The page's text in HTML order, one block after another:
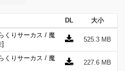
DL
大小
くりサーカス / 魔
]
525.3 MB
くりサーカス / 魔
227.6 MB